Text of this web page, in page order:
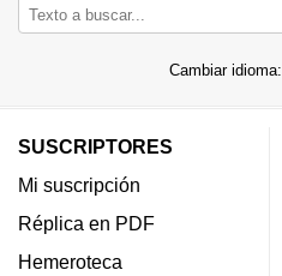
Cambiar idioma:
SUSCRIPTORES
Mi suscripción
Réplica en PDF
Hemeroteca